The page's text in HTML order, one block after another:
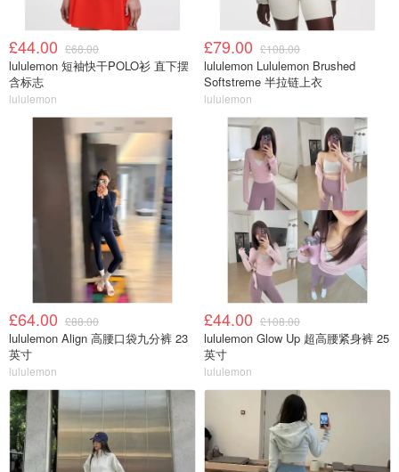
£44.00 £68.00
lululemon 短袖快干POLO衫 直下摆
含标志
lululemon
£79.00 £108.00
lululemon Lululemon Brushed
Softstreme 半拉链上衣
lululemon
£64.00 £88.00
lululemon Align 高腰口袋九分裤 23
英寸
lululemon
£44.00 £108.00
lululemon Glow Up 超高腰紧身裤 25
英寸
lululemon